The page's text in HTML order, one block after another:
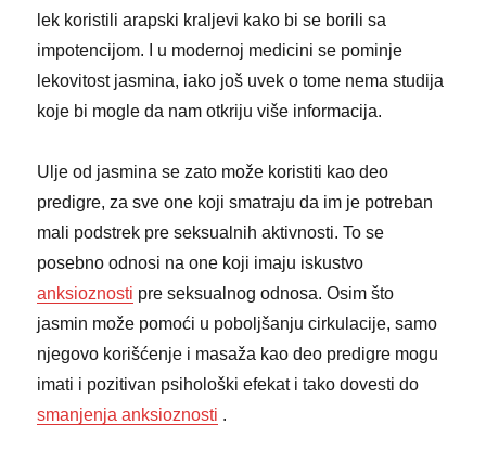
lek koristili arapski kraljevi kako bi se borili sa
impotencijom. I u modernoj medicini se pominje
lekovitost jasmina, iako još uvek o tome nema studija
koje bi mogle da nam otkriju više informacija.
Ulje od jasmina se zato može koristiti kao deo
predigre, za sve one koji smatraju da im je potreban
mali podstrek pre seksualnih aktivnosti. To se
posebno odnosi na one koji imaju iskustvo
anksioznosti pre seksualnog odnosa. Osim što
jasmin može pomoći u poboljšanju cirkulacije, samo
njegovo korišćenje i masaža kao deo predigre mogu
imati i pozitivan psihološki efekat i tako dovesti do
smanjenja anksioznosti .